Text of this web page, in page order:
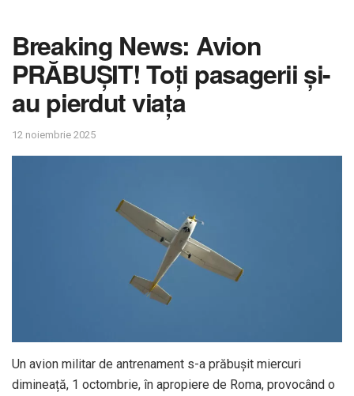
Breaking News: Avion
PRĂBUȘIT! Toți pasagerii și-
au pierdut viața
12 noiembrie 2025
Un avion militar de antrenament s-a prăbușit miercuri
dimineață, 1 octombrie, în apropiere de Roma, provocând o